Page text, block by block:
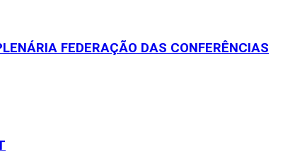
FEDERAÇÃO DAS CONFERÊNCIAS